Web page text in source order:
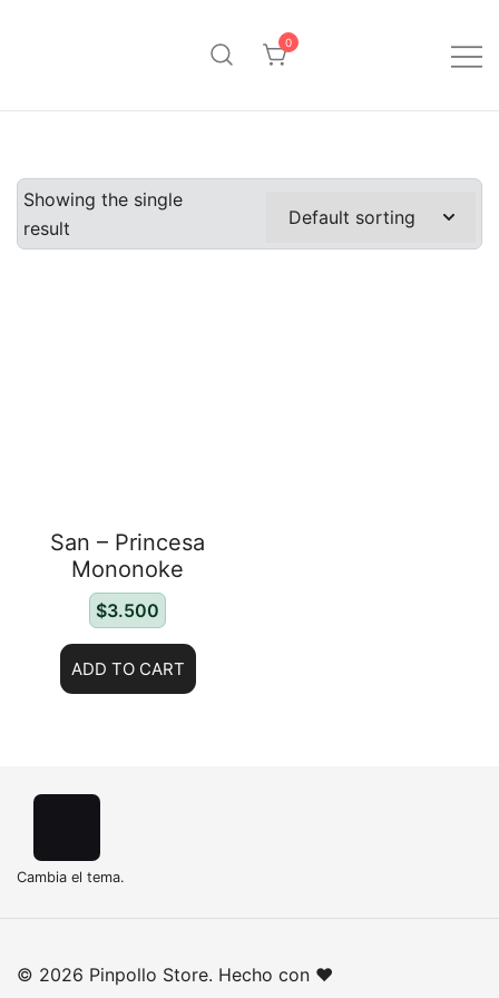
0
Showing the single
result
San – Princesa
Mononoke
$3.500
ADD TO CART
Cambia el tema.
© 2026 Pinpollo Store. Hecho con ❤️